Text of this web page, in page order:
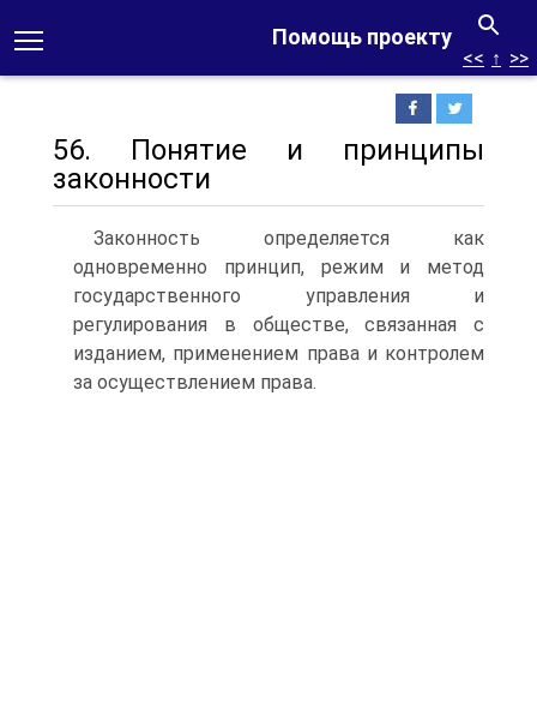
Помощь проекту
<< ↑ >>
56. Понятие и принципы
законности
Законность определяется как
одновременно принцип, режим и метод
государственного управления и
регулирования в обществе, связанная с
изданием, применением права и контролем
за осуществлением права.